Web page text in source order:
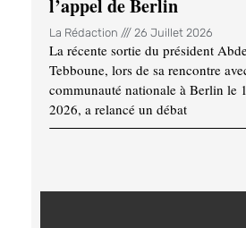
l’appel de Berlin
La Rédaction 26 Juillet 2026
La récente sortie du président
Tebboune, lors de sa rencontre
communauté nationale à Berlin le
2026, a relancé un débat